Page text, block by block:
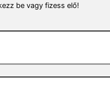
be vagy fizess elő!